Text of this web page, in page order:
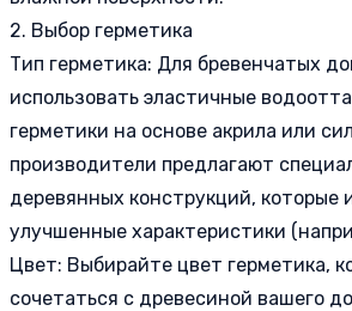
2. Выбор герметика
Тип герметика: Для бревенчатых
использовать эластичные
герметики на основе акрила или
производители предлагают
деревянных конструкций, которые
улучшенные характеристики
Цвет: Выбирайте цвет герметика,
сочетаться с древесиной вашего